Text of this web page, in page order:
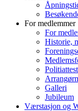
For medlemmer
For
Historie,
Politiattest
Galleri
Jubileum
Værstasjon og